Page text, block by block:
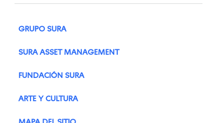
GRUPO SURA
SURA ASSET MANAGEMENT
FUNDACIÓN SURA
ARTE Y CULTURA